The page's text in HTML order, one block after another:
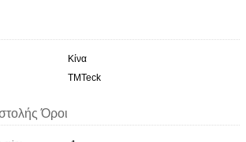
Κίνα
TMTeck
Όροι